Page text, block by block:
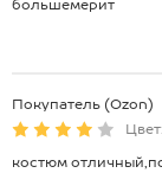
большемерит
Покупатель (Ozon)
Цвет:
костюм